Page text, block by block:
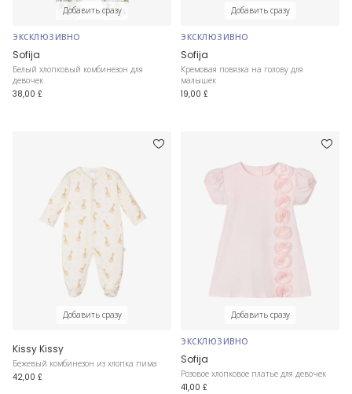
Добавить сразу
ЭКСКЛЮЗИВНО
Sofija
Белый хлопковый комбинезон для
девочек
38,00 £
Добавить сразу
ЭКСКЛЮЗИВНО
Sofija
Кремовая повязка на голову для
малышек
19,00 £
Добавить сразу
Kissy Kissy
Бежевый комбинезон из хлопка пима
42,00 £
Добавить сразу
ЭКСКЛЮЗИВНО
Sofija
Розовое хлопковое платье для девочек
41,00 £